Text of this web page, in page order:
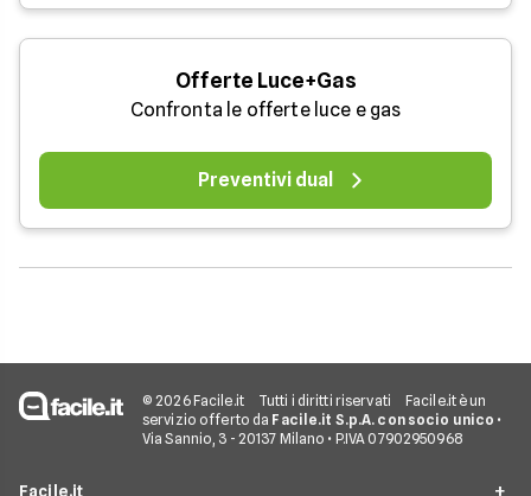
Offerte Luce+Gas
Confronta le offerte luce e gas
Preventivi dual
© 2026 Facile.it Tutti i diritti riservati
Facile.it è un
servizio offerto da Facile.it S.p.A. con socio unico •
Via Sannio, 3 - 20137 Milano • P.IVA 07902950968
Facile.it